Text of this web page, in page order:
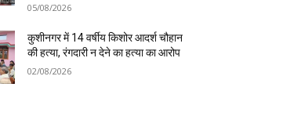
05/08/2026
कुशीनगर में 14 वर्षीय किशोर आदर्श चौहान
की हत्या, रंगदारी न देने का हत्या का आरोप
02/08/2026